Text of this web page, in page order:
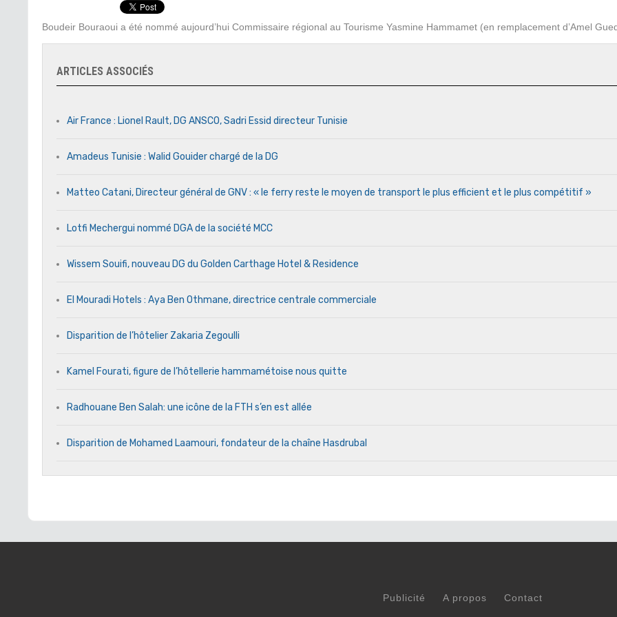
Boudeir Bouraoui a été nommé aujourd’hui Commissaire régional au Tourisme Yasmine Hammamet (en remplacement d’Amel
ARTICLES ASSOCIÉS
Air France : Lionel Rault, DG ANSCO, Sadri Essid directeur Tunisie
Amadeus Tunisie : Walid Gouider chargé de la DG
Matteo Catani, Directeur général de GNV : « le ferry reste le moyen de transport le plus efficient et le plus compétitif »
Lotfi Mechergui nommé DGA de la société MCC
Wissem Souifi, nouveau DG du Golden Carthage Hotel & Residence
El Mouradi Hotels : Aya Ben Othmane, directrice centrale commerciale
Disparition de l’hôtelier Zakaria Zegoulli
Kamel Fourati, figure de l’hôtellerie hammamétoise nous quitte
Radhouane Ben Salah: une icône de la FTH s’en est allée
Disparition de Mohamed Laamouri, fondateur de la chaîne Hasdrubal
Publicité A propos Contact